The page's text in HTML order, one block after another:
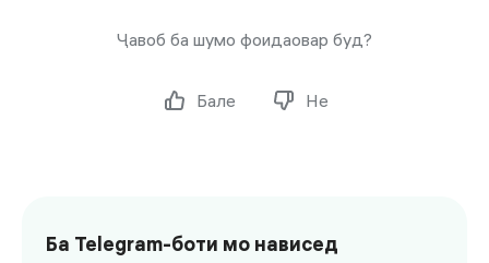
Ҷавоб ба шумо фоидаовар буд?
Бале Не
Ба Telegram-боти мо нависед